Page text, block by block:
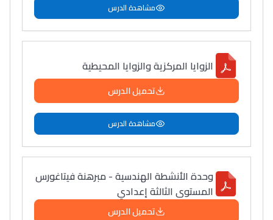
مشاهدة الدرس
الزوايا المركزية والزوايا المحيطية
تحميل الدرس
مشاهدة الدرس
وحدة الأنشطة الهندسية - مبرهنة فيتاغورس
المستوى الثالثة إعدادي
تحميل الدرس